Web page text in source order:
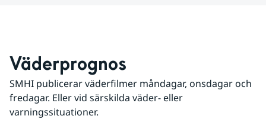
Väderprognos
SMHI publicerar väderfilmer måndagar, onsdagar och
fredagar. Eller vid särskilda väder- eller
varningssituationer.